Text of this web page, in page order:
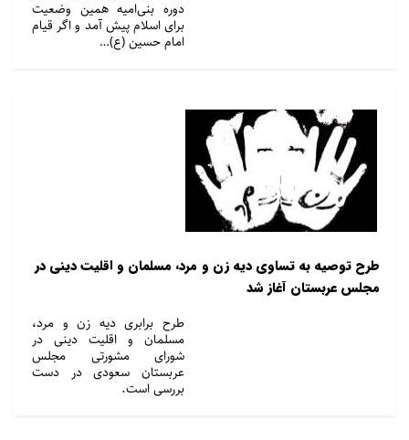
دوره بنی‌امیه همین وضعیت
برای اسلام پیش آمد و اگر قیام
امام حسین (ع)…
طرح توصیه به تساوی دیه زن و مرد، مسلمان و اقلیت دینی در
مجلس عربستان آغاز شد
طرح برابری دیه زن و مرد،
مسلمان و اقلیت دینی در
شورای مشورتی مجلس
عربستان سعودی در دست
بررسی است.